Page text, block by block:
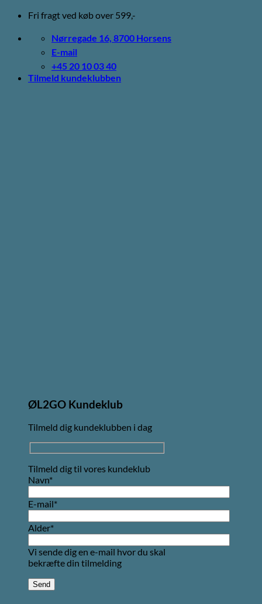
Fortsæt
indhold
Fri fragt ved køb over 599,-
Nørregade 16, 8700 Horsens
E-mail
+45 20 10 03 40
Tilmeld kundeklubben
ØL2GO Kundeklub
Tilmeld dig kundeklubben i dag
Tilmeld dig til vores kundeklub
Navn*
E-mail*
Alder*
Vi sende dig en e-mail hvor du skal
bekræfte din tilmelding